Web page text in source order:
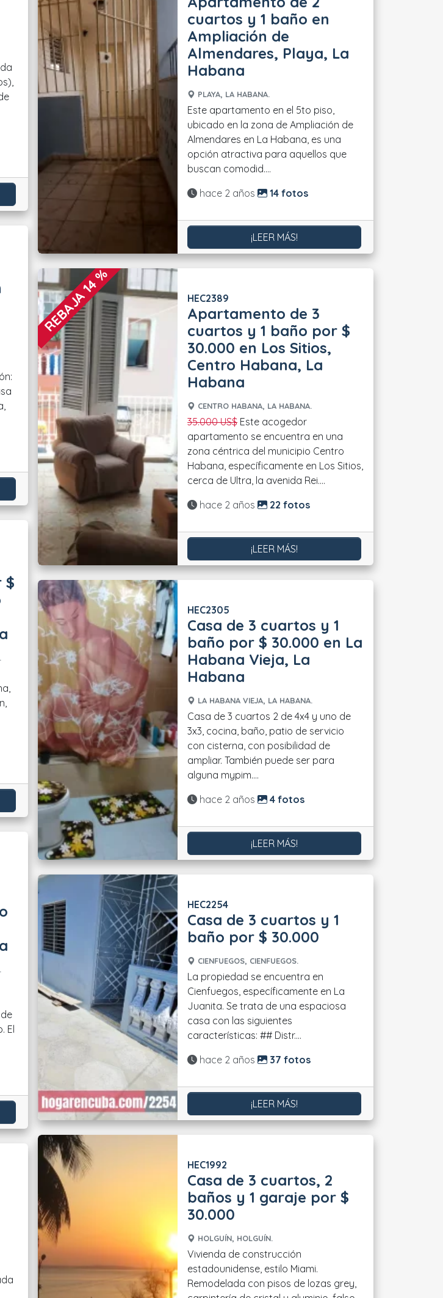
$
El
cuartos y 1 baño en
Ampliación de
Almendares, Playa, La
Habana
PLAYA, LA HABANA.
Este apartamento en el 5to piso,
ubicado en la zona de Ampliación de
Almendares en La Habana, es una
opción atractiva para aquellos que
buscan comodid....
Actualizado:
hace 2 años 14 fotos
¡LEER MÁS!
REBAJA 14 % HEC2389
Apartamento de 3
cuartos y 1 baño por $
30.000 en Los Sitios,
Centro Habana, La
Habana
CENTRO HABANA, LA HABANA.
35.000 US$Este acogedor
apartamento se encuentra en una
zona céntrica del municipio Centro
Habana, específicamente en Los Sitios,
cerca de Ultra, la avenida Rei....
Actualizado:
hace 2 años 22 fotos
¡LEER MÁS!
HEC2305
Casa de 3 cuartos y 1
baño por $ 30.000 en La
Habana Vieja, La
Habana
LA HABANA VIEJA, LA HABANA.
Casa de 3 cuartos 2 de 4x4 y uno de
3x3, cocina, baño, patio de servicio
con cisterna, con posibilidad de
ampliar. También puede ser para
alguna mypim....
Actualizado:
hace 2 años 4 fotos
¡LEER MÁS!
HEC2254
Casa de 3 cuartos y 1
baño por $ 30.000
CIENFUEGOS, CIENFUEGOS.
La propiedad se encuentra en
Cienfuegos, específicamente en La
Juanita. Se trata de una espaciosa
casa con las siguientes
características: ## Distr....
Actualizado:
hace 2 años 37 fotos
¡LEER MÁS!
HEC1992
Casa de 3 cuartos, 2
baños y 1 garaje por $
30.000
HOLGUÍN, HOLGUÍN.
Vivienda de construcción
estadounidense, estilo Miami.
Remodelada con pisos de lozas grey,